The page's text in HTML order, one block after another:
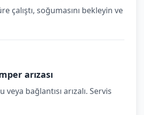
çalıştı, soğumasını bekleyin ve
arızası
bağlantısı arızalı. Servis